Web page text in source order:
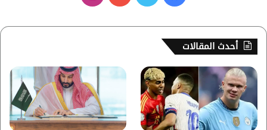
س
ب
و
ك
ي
ب
ت
ق
ر
أحدث المقالات